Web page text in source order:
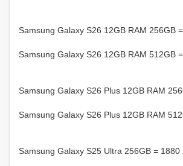
Samsung Galaxy S26 12GB RAM 256GB
Samsung Galaxy S26 12GB RAM 512GB
Samsung Galaxy S26 Plus 12GB RAM
Samsung Galaxy S26 Plus 12GB RAM
Samsung Galaxy S25 Ultra 256GB = 1880